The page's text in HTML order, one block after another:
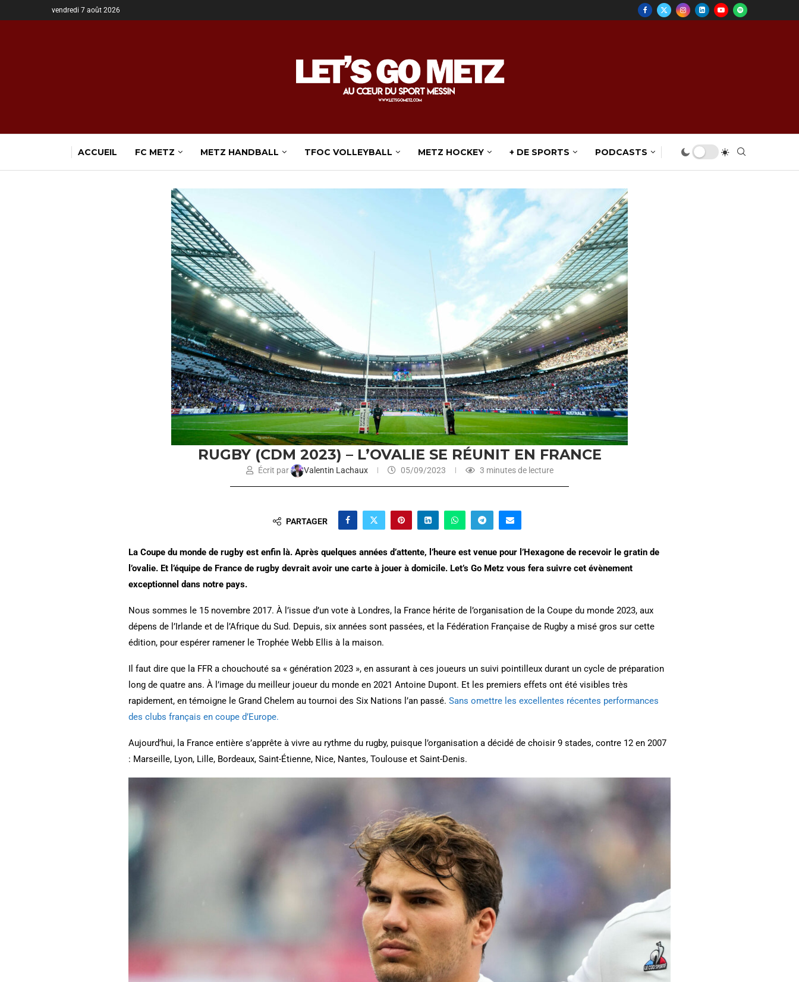
vendredi 7 août 2026
ACCUEIL FC METZ METZ HANDBALL TFOC VOLLEYBALL METZ HOCKEY + DE SPORTS PODCASTS
RUGBY (CDM 2023) – L’OVALIE SE RÉUNIT EN FRANCE
Écrit par Valentin Lachaux 05/09/2023 3 minutes de lecture
PARTAGER
La Coupe du monde de rugby est enfin là. Après quelques années d’attente, l’heure est venue pour l’Hexagone de recevoir le gratin de
l’ovalie. Et l’équipe de France de rugby devrait avoir une carte à jouer à domicile. Let’s Go Metz vous fera suivre cet évènement
exceptionnel dans notre pays.
Nous sommes le 15 novembre 2017. À l’issue d’un vote à Londres, la France hérite de l’organisation de la Coupe du monde 2023, aux
dépens de l’Irlande et de l’Afrique du Sud. Depuis, six années sont passées, et la Fédération Française de Rugby a misé gros sur cette
édition, pour espérer ramener le Trophée Webb Ellis à la maison.
Il faut dire que la FFR a chouchouté sa « génération 2023 », en assurant à ces joueurs un suivi pointilleux durant un cycle de préparation
long de quatre ans. À l’image du meilleur joueur du monde en 2021 Antoine Dupont. Et les premiers effets ont été visibles très
rapidement, en témoigne le Grand Chelem au tournoi des Six Nations l’an passé. Sans omettre les excellentes récentes performances
des clubs français en coupe d’Europe.
Aujourd’hui, la France entière s’apprête à vivre au rythme du rugby, puisque l’organisation a décidé de choisir 9 stades, contre 12 en 2007
: Marseille, Lyon, Lille, Bordeaux, Saint-Étienne, Nice, Nantes, Toulouse et Saint-Denis.